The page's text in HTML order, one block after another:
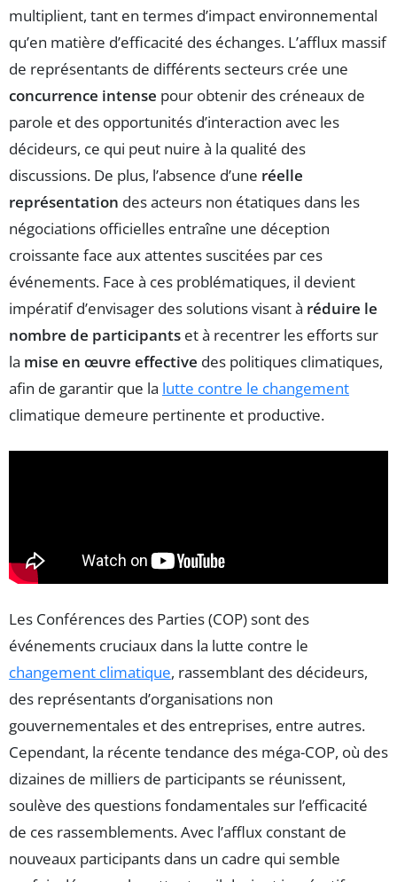
multiplient, tant en termes d’impact environnemental
qu’en matière d’efficacité des échanges. L’afflux massif
de représentants de différents secteurs crée une
concurrence intense pour obtenir des créneaux de
parole et des opportunités d’interaction avec les
décideurs, ce qui peut nuire à la qualité des
discussions. De plus, l’absence d’une réelle
représentation des acteurs non étatiques dans les
négociations officielles entraîne une déception
croissante face aux attentes suscitées par ces
événements. Face à ces problématiques, il devient
impératif d’envisager des solutions visant à réduire le
nombre de participants et à recentrer les efforts sur
la mise en œuvre effective des politiques climatiques,
afin de garantir que la lutte contre le changement
climatique demeure pertinente et productive.
Les Conférences des Parties (COP) sont des
événements cruciaux dans la lutte contre le
changement climatique, rassemblant des décideurs,
des représentants d’organisations non
gouvernementales et des entreprises, entre autres.
Cependant, la récente tendance des méga-COP, où des
dizaines de milliers de participants se réunissent,
soulève des questions fondamentales sur l’efficacité
de ces rassemblements. Avec l’afflux constant de
nouveaux participants dans un cadre qui semble